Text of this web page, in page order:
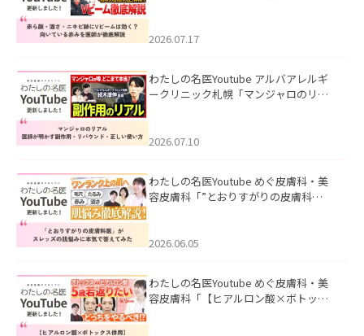
した。
2026.07.17
わたしの名医Youtube アルバアレルギ
ークリニック札幌「マンジャロのリア
た。
2026.07.10
わたしの名医Youtube めぐ皮膚科・美
容皮膚科「”とおりすがりの皮膚科
2026.06.05
わたしの名医Youtube めぐ皮膚科・美
容皮膚科「【ヒアルロン酸×ボトック